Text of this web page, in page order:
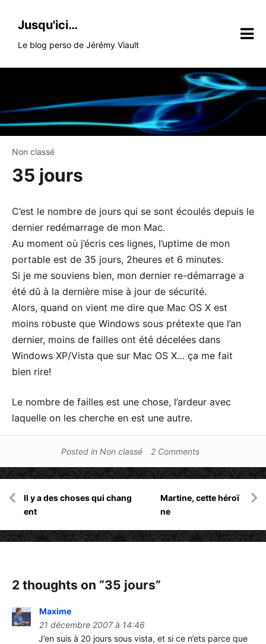
Jusqu'ici…
Le blog perso de Jérémy Viault
Non classé
35 jours
C’est le nombre de jours qui se sont écoulés depuis le
dernier redémarrage de mon Mac.
Au moment où j’écris ces lignes, l’uptime de mon
portable est de 35 jours, 2heures et 6 minutes.
Si je me souviens bien, mon dernier re-démarrage a
été dû à la dernière mise à jour de sécurité.
Alors, quand on vient me dire que Mac OS X est
moins robuste que Windows sous prétexte que l’an
dernier, moins de failles ont été décelées dans
Windows XP/Vista que sur Mac OS X… ça me fait
bien rire!
Le nombre de failles est une chose, l’ardeur avec
laquelle on les cherche en est une autre.
Posted in Non classé 2 Comments
de
l’article
Il y a des choses qui chang
ent
Martine, cette héroï
ne
2 thoughts on “35 jours”
Maxime
21 décembre 2007 à 14:46
J’en suis à 20 jours sous vista, et si ce n’ets parce que